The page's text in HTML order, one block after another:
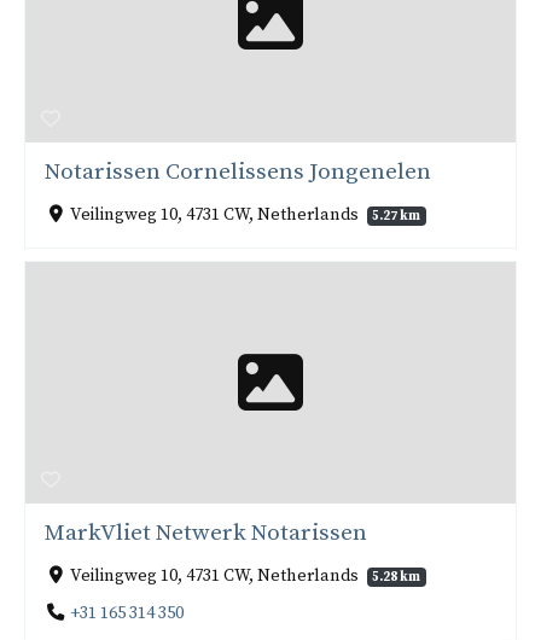
Notarissen Cornelissens Jongenelen
Veilingweg 10, 4731 CW, Netherlands 5.27 km
MarkVliet Netwerk Notarissen
Veilingweg 10, 4731 CW, Netherlands 5.28 km
+31 165 314 350